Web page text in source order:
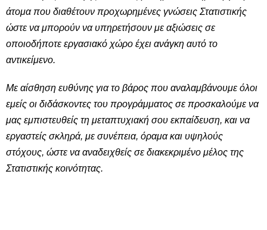
άτομα που διαθέτουν προχωρημένες γνώσεις Στατιστικής
ώστε να μπορούν να υπηρετήσουν με αξιώσεις σε
οποιοδήποτε εργασιακό χώρο έχει ανάγκη αυτό το
αντικείμενο.
Με αίσθηση ευθύνης για το βάρος που αναλαμβάνουμε όλοι
εμείς οι διδάσκοντες του προγράμματος σε προσκαλούμε να
μας εμπιστευθείς τη μεταπτυχιακή σου εκπαίδευση, και να
εργαστείς σκληρά, με συνέπεια, όραμα και υψηλούς
στόχους, ώστε να αναδειχθείς σε διακεκριμένο μέλος της
Στατιστικής κοινότητας.